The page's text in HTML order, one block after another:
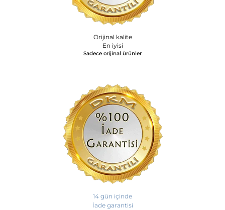
Orijinal kalite
En iyisi
Sadece orijinal ürünler
14 gün içinde
İade garantisi